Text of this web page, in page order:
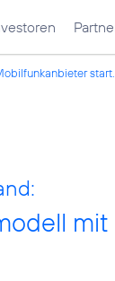
mit